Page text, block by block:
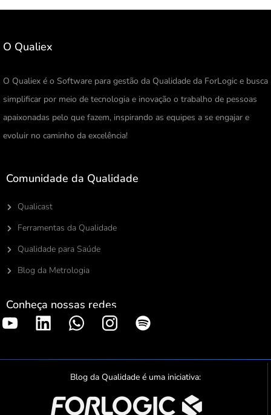
O Qualiex
O Qualiex é o Software para gestão da Qualidade da ForLogic e busca
simplificar por meio de tecnologia e inovação o trabalho de pessoas
apaixonadas pelo que fazem, inspirando as equipes a se engajar e
evoluir no caminho da excelência!
Comunidade da Qualidade
Qualicast
Ferramentas da Qualidade
Qualidade para Saúde
Blog da Metrologia
Conheça nossas redes
S
o
t
i
f
Blog da Qualidade é uma iniciativa: